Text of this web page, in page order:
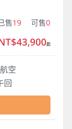
售19 可售0
空
回
起